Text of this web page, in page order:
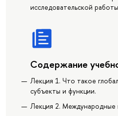
исследовательской
Содержание
Лекция 1. Что такое
субъекты и функции.
Лекция 2. Международные